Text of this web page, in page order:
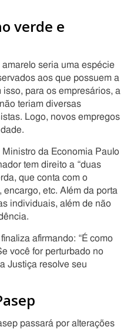
verde e
seria uma espécie
aos que possuem a
para os empresários, a
teriam diversas
Logo, novos empregos
da Economia Paulo
tem direito a “duas
que conta com o
etc. Além da porta
individuais, além de não
afirmando: “É como
você for perturbado no
Justiça resolve seu
passará por alterações